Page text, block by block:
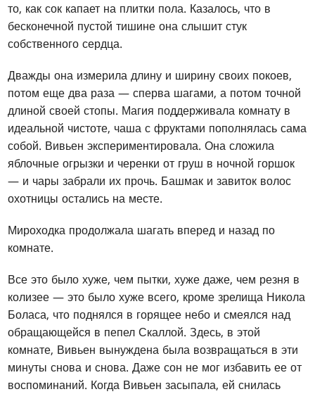
то, как сок капает на плитки пола. Казалось, что в
бесконечной пустой тишине она слышит стук
собственного сердца.
Дважды она измерила длину и ширину своих покоев,
потом еще два раза — сперва шагами, а потом точной
длиной своей стопы. Магия поддерживала комнату в
идеальной чистоте, чаша с фруктами пополнялась сама
собой. Вивьен экспериментировала. Она сложила
яблочные огрызки и черенки от груш в ночной горшок
— и чары забрали их прочь. Башмак и завиток волос
охотницы остались на месте.
Мироходка продолжала шагать вперед и назад по
комнате.
Все это было хуже, чем пытки, хуже даже, чем резня в
колизее — это было хуже всего, кроме зрелища Никола
Боласа, что поднялся в горящее небо и смеялся над
обращающейся в пепел Скаллой. Здесь, в этой
комнате, Вивьен вынуждена была возвращаться в эти
минуты снова и снова. Даже сон не мог избавить ее от
воспоминаний. Когда Вивьен засыпала, ей снилась